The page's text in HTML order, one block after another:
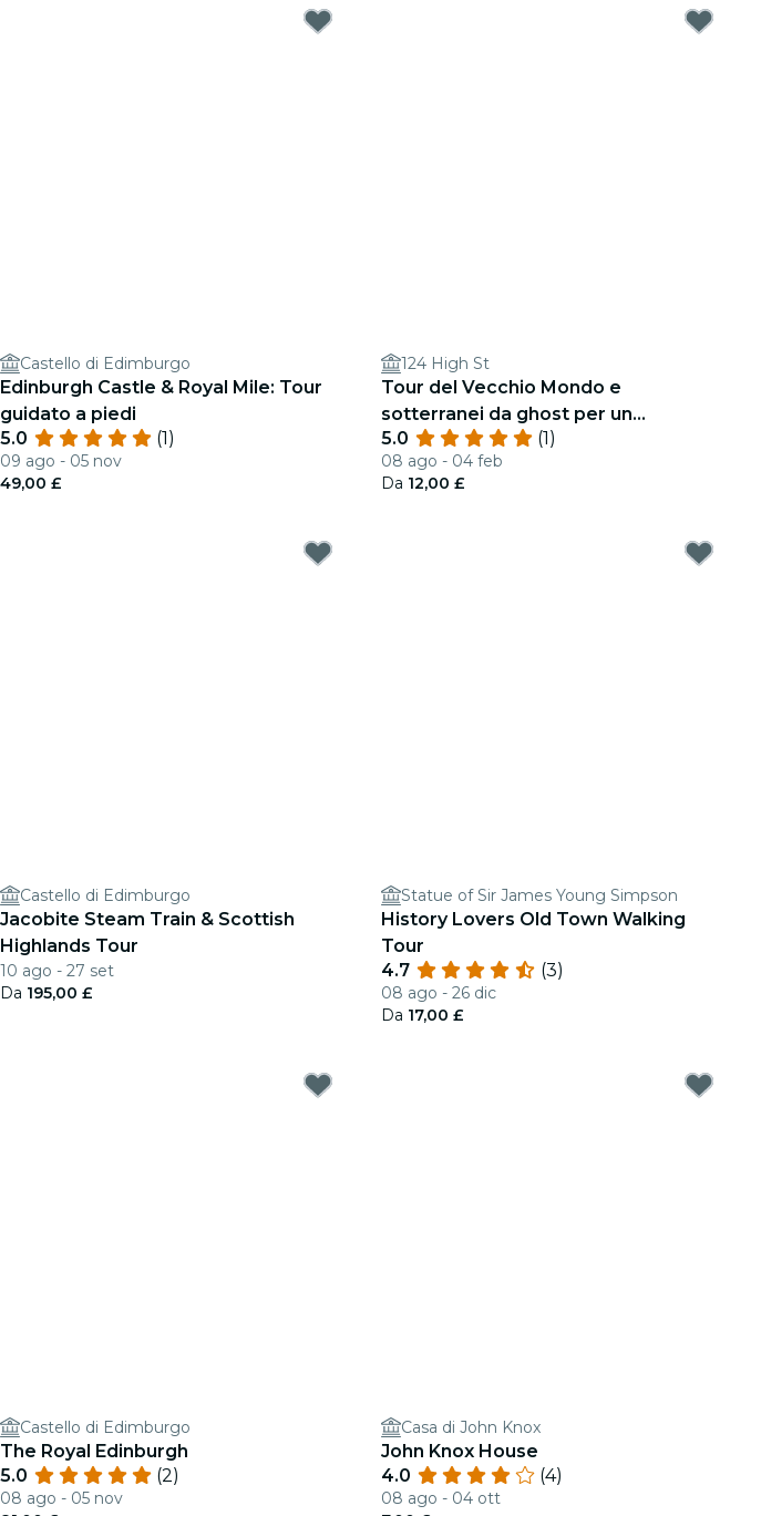
Castello di Edimburgo
Edinburgh Castle & Royal Mile: Tour
guidato a piedi
5.0
(1)
09 ago - 05 nov
49,00 £
124 High St
Tour del Vecchio Mondo e
sotterranei da ghost per un
pomeriggio 1:15, 3:15, 5:15
5.0 (1)
08 ago - 04 feb
Da 12,00 £
Castello di Edimburgo
Jacobite Steam Train & Scottish
Highlands Tour
10 ago - 27 set
Da 195,00 £
Statue of Sir James Young Simpson
History Lovers Old Town Walking
Tour
4.7
(3)
08 ago - 26 dic
Da 17,00 £
Castello di Edimburgo
The Royal Edinburgh
5.0
(2)
08 ago - 05 nov
Casa di John Knox
John Knox House
4.0
(4)
08 ago - 04 ott